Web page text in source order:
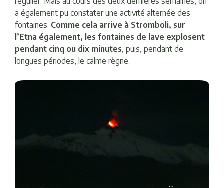
a également pu constater une activité alternée des
fontaines. Comme cela arrive à Stromboli, sur
l’Etna également, les fontaines de lave explosent
pendant cinq ou dix minutes, puis, pendant de
longues périodes, le calme règne.